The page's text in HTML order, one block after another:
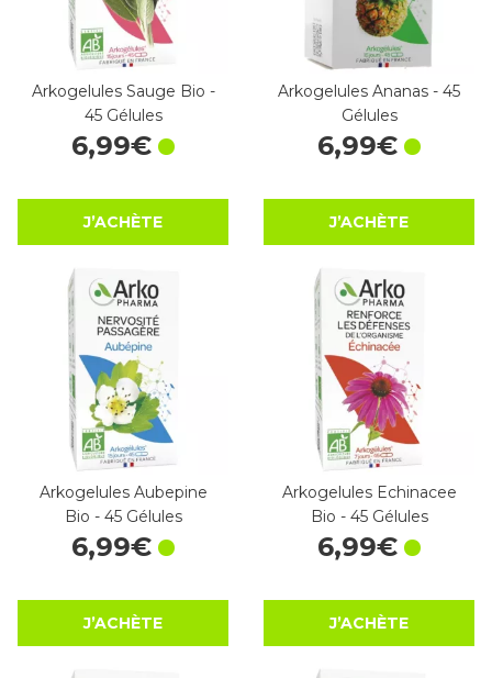
Arkogelules Sauge Bio -
45 Gélules
6,99€
J’ACHÈTE
Arkogelules Ananas - 45
Gélules
6,99€
J’ACHÈTE
Arkogelules Aubepine
Bio - 45 Gélules
6,99€
J’ACHÈTE
Arkogelules Echinacee
Bio - 45 Gélules
6,99€
J’ACHÈTE